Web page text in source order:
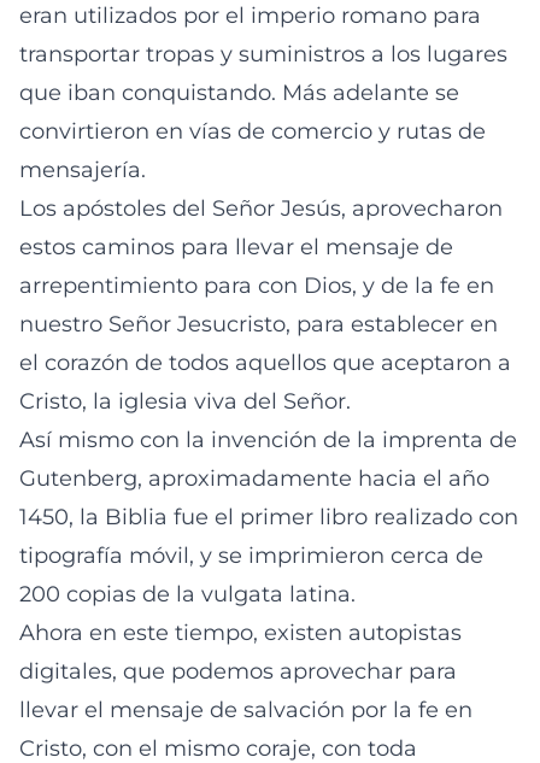
eran utilizados por el imperio romano para
transportar tropas y suministros a los lugares
que iban conquistando. Más adelante se
convirtieron en vías de comercio y rutas de
mensajería.
Los apóstoles del Señor Jesús, aprovecharon
estos caminos para llevar el mensaje de
arrepentimiento para con Dios, y de la fe en
nuestro Señor Jesucristo, para establecer en
el corazón de todos aquellos que aceptaron a
Cristo, la iglesia viva del Señor.
Así mismo con la invención de la imprenta de
Gutenberg, aproximadamente hacia el año
1450, la Biblia fue el primer libro realizado con
tipografía móvil, y se imprimieron cerca de
200 copias de la vulgata latina.
Ahora en este tiempo, existen autopistas
digitales, que podemos aprovechar para
llevar el mensaje de salvación por la fe en
Cristo, con el mismo coraje, con toda